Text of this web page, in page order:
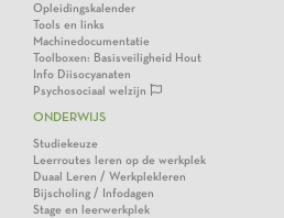
Opleidingskalender
Tools en links
Machinedocumentatie
Toolboxen: Basisveiligheid Hout
Info Diisocyanaten
Psychosociaal welzijn
ONDERWIJS
Studiekeuze
Leerroutes leren op de werkplek
Duaal Leren / Werkplekleren
Bijscholing / Infodagen
Stage en leerwerkplek